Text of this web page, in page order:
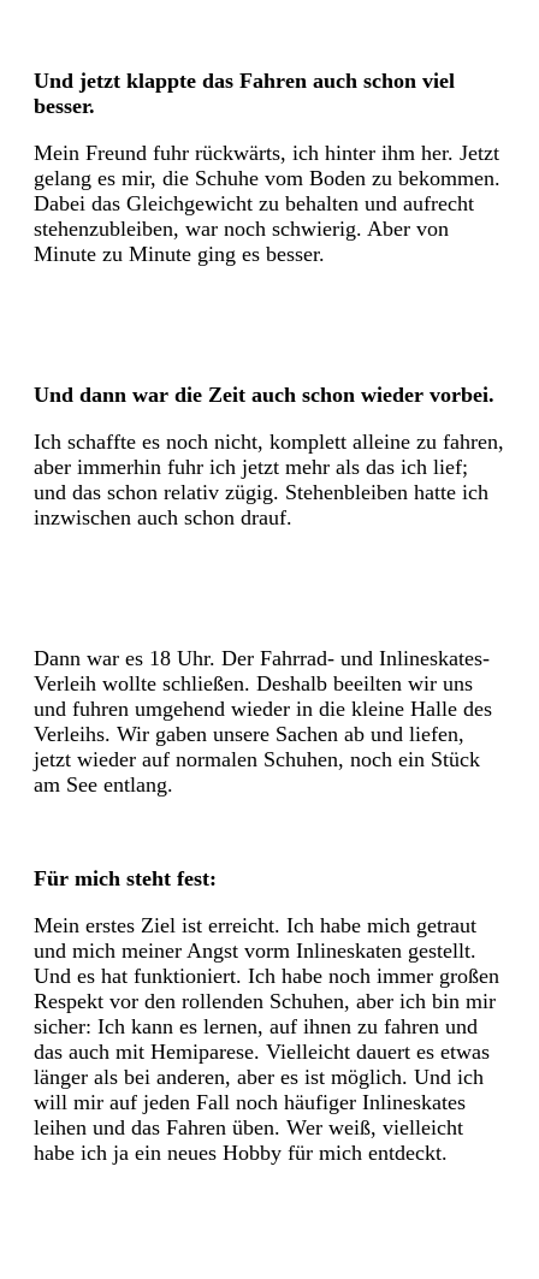
Und jetzt klappte das Fahren auch schon viel
besser.
Mein Freund fuhr rückwärts, ich hinter ihm her. Jetzt
gelang es mir, die Schuhe vom Boden zu bekommen.
Dabei das Gleichgewicht zu behalten und aufrecht
stehenzubleiben, war noch schwierig. Aber von
Minute zu Minute ging es besser.
Und dann war die Zeit auch schon wieder vorbei.
Ich schaffte es noch nicht, komplett alleine zu fahren,
aber immerhin fuhr ich jetzt mehr als das ich lief;
und das schon relativ zügig. Stehenbleiben hatte ich
inzwischen auch schon drauf.
Dann war es 18 Uhr. Der Fahrrad- und Inlineskates-
Verleih wollte schließen. Deshalb beeilten wir uns
und fuhren umgehend wieder in die kleine Halle des
Verleihs. Wir gaben unsere Sachen ab und liefen,
jetzt wieder auf normalen Schuhen, noch ein Stück
am See entlang.
Für mich steht fest:
Mein erstes Ziel ist erreicht. Ich habe mich getraut
und mich meiner Angst vorm Inlineskaten gestellt.
Und es hat funktioniert. Ich habe noch immer großen
Respekt vor den rollenden Schuhen, aber ich bin mir
sicher: Ich kann es lernen, auf ihnen zu fahren und
das auch mit Hemiparese. Vielleicht dauert es etwas
länger als bei anderen, aber es ist möglich. Und ich
will mir auf jeden Fall noch häufiger Inlineskates
leihen und das Fahren üben. Wer weiß, vielleicht
habe ich ja ein neues Hobby für mich entdeckt.